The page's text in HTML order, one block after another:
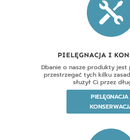

PIELĘGNACJA I
Dbanie o nasze produkty
przestrzegać tych kilku
służył Ci przez